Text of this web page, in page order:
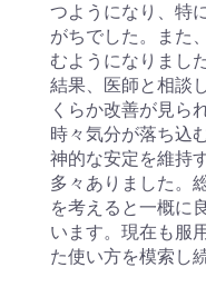
つようになり、特
がちでした。また
むようになりまし
結果、医師と相談
くらか改善が見ら
時々気分が落ち込
神的な安定を維持
多々ありました。
を考えると一概に
います。現在も服
た使い方を模索し